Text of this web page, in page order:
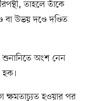
তাহলে তাঁকে
বা উভয় দণ্ডে দণ্ডিত
শুনানিতে অংশ নেন
হক।
ক্ষমতাচ্যুত হওয়ার পর